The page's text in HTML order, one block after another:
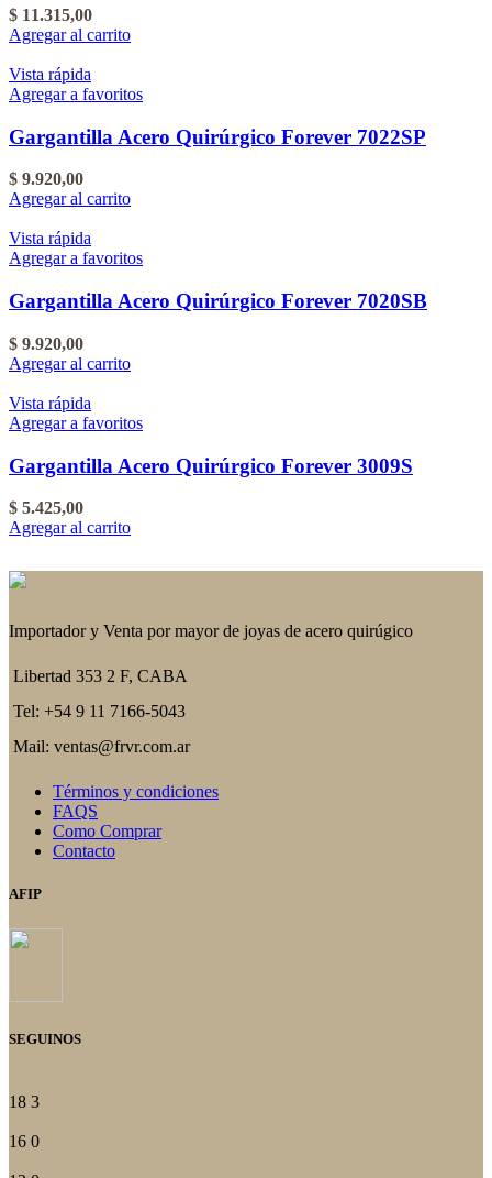
$ 11.315,00
Agregar al carrito
Vista rápida
Agregar a favoritos
Gargantilla Acero Quirúrgico Forever 7022SP
$ 9.920,00
Agregar al carrito
Vista rápida
Agregar a favoritos
Gargantilla Acero Quirúrgico Forever 7020SB
$ 9.920,00
Agregar al carrito
Vista rápida
Agregar a favoritos
Gargantilla Acero Quirúrgico Forever 3009S
$ 5.425,00
Agregar al carrito
Importador y Venta por mayor de joyas de acero quirúgico
Libertad 353 2 F, CABA
Tel: +54 9 11 7166-5043
Mail: ventas@frvr.com.ar
Términos y condiciones
FAQS
Como Comprar
Contacto
AFIP
SEGUINOS
18 3
16 0